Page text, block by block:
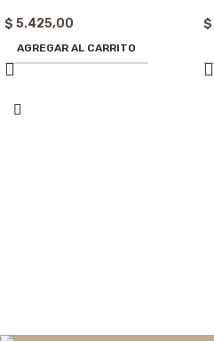
$ 5.425,00
AGREGAR AL CARRITO
$